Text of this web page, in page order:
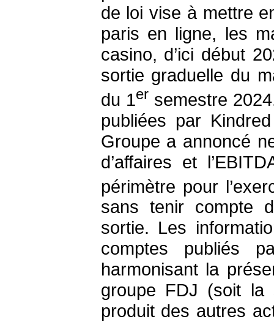
de loi vise à mettre
paris en ligne, les
casino, d’ici début
sortie graduelle du
du 1ersemestre
publiées par
Groupe a annoncé
d’affaires et
périmètre pour
sans tenir compte
sortie. Les
comptes publiés
harmonisant la
groupe FDJ (soit
produit des autres